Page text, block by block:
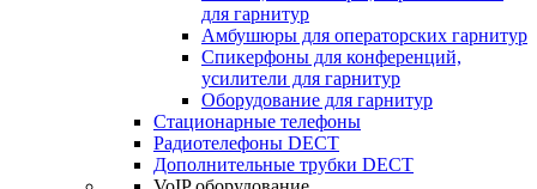
для гарнитур
Амбушюры для операторских гарнитур
Cпикерфоны для конференций,
усилители для гарнитур
Оборудование для гарнитур
Стационарные телефоны
Радиотелефоны DECT
Дополнительные трубки DECT